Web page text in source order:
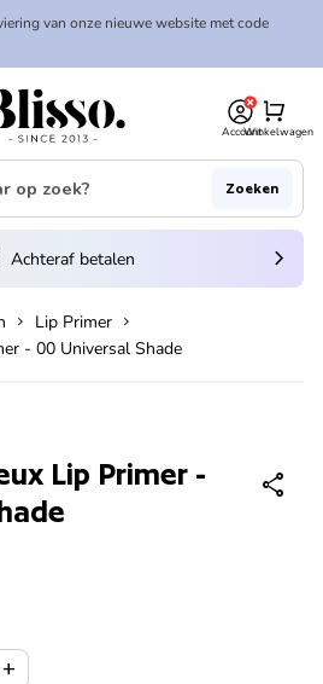
In winkelwagen
van onze nieuwe website met code
AccountWinkelwagen
shopping_cart
Zoeken
venster)
Achteraf betalen chevron_right
chevron_right Lip Primer chevron_right
- 00 Universal Shade
Lip Primer -
share
verlagen voor
de hoeveelheid voor
add